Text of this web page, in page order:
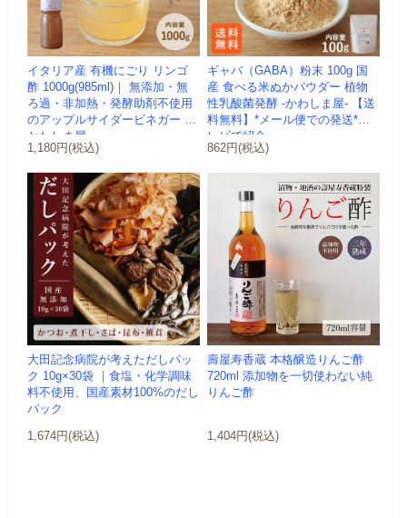
イタリア産 有機にごり リンゴ
酢 1000g(985ml)｜ 無添加・無
ろ過・非加熱・発酵助剤不使用
のアップルサイダービネガー -
かわしま屋-
1,180円(税込)
ギャバ（GABA）粉末 100g 国
産 食べる米ぬかパウダー 植物
性乳酸菌発酵 -かわしま屋- 【送
料無料】*メール便での発送*テ
レビで紹介
862円(税込)
大田記念病院が考えただしパッ
ク 10g×30袋 ｜食塩・化学調味
料不使用、国産素材100%のだし
パック
1,674円(税込)
壽屋寿香蔵 本格醸造りんご酢
720ml 添加物を一切使わない純
りんご酢
1,404円(税込)